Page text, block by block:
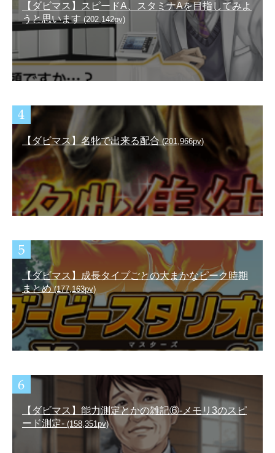
【ダビマス】スピードA、スタミナAを目指してみよ
うと思います(202,142pv)
【ダビマス】名牝で出来る配合(201,966pv)
【ダビマス】成長タイプごとの大まかなピーク時期
まとめ(177,163pv)
【ダビマス】能力測定とかの雑記⑥-メモリ3のスピ
ード測定- (158,351pv)